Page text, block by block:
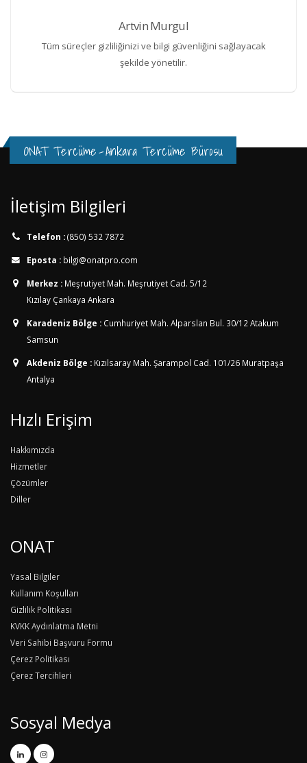
Artvin Murgul
Tüm süreçler gizliliğinizi ve bilgi güvenliğini sağlayacak
şekilde yönetilir.
ONAT Tercüme-Ankara Tercüme Bürosu
İletişim Bilgileri
Telefon :(850) 532 7872
Eposta : bilgi@onatpro.com
Merkez : Meşrutiyet Mah. Meşrutiyet Cad. 5/12
Kızılay Çankaya Ankara
Karadeniz Bölge : Cumhuriyet Mah. Alparslan Bul. 30/12 Atakum
Samsun
Akdeniz Bölge : Kızılsaray Mah. Şarampol Cad. 101/26 Muratpaşa
Antalya
Hızlı Erişim
Hakkımızda
Hizmetler
Çözümler
Diller
ONAT
Yasal Bilgiler
Kullanım Koşulları
Gizlilik Politikası
KVKK Aydınlatma Metni
Veri Sahibi Başvuru Formu
Çerez Politikası
Çerez Tercihleri
Sosyal Medya